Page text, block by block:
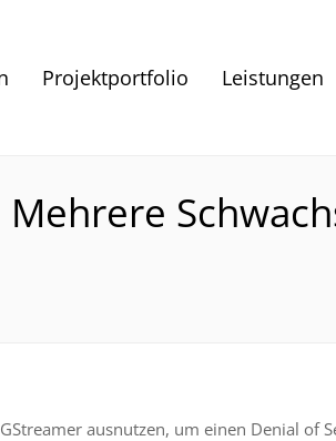
Projektportfolio Leistungen
ausnutzen, um einen Denial of